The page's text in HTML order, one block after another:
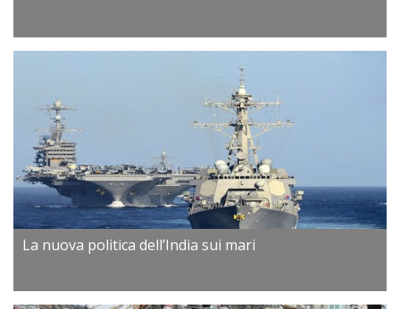
La nuova politica dell’India sui mari